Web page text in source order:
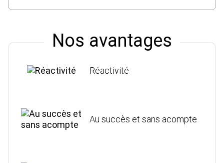
Nos avantages
Réactivité
Au succès et sans acompte